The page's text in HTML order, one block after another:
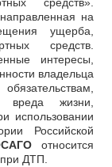
средств».
на
ущерба,
средств.
интересы,
владельца
вреда жизни,
использовании
Российской
относится
при ДТП.